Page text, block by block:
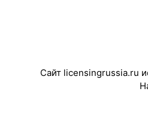
Сайт licensingrussia.ru